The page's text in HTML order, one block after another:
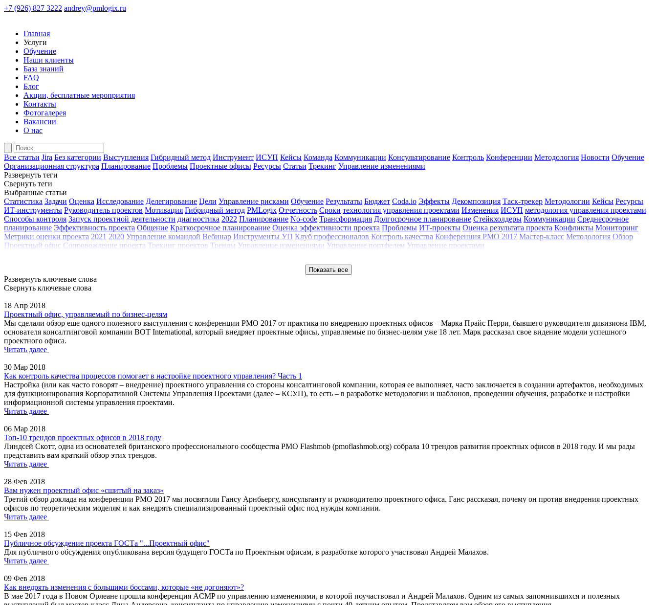
+7 (926) 827 3222 andrey@pmlogix.ru
Главная
Услуги
Обучение
Наши клиенты
База знаний
FAQ
Блог
Акции, бесплатные мероприятия
Контакты
Фотогалерея
Вакансии
О нас
Все статьи Jira Без категории Выступления Гибридный метод Инструмент ИСУП Кейсы Команда Коммуникации Консультирование Контроль Конференции Методология Новости Обучение
Организационная структура Планирование Проблемы Проектные офисы Ресурсы Статьи Трекинг Управление изменениями
Развернуть теги
Свернуть теги
Выбранные статьи
Статистика Задачи Оценка Исследование Делегирование Цели Управление рисками Обучение Результаты Бюджет Coda.io Эффекты Декомпозиция Таск-трекер Методологии Кейсы Ресурсы
ИТ-инструменты Руководитель проектов Мотивация Гибридный метод PMLogix Отчетность Сроки технология управления проектами Изменения ИСУП методология управления проектами
Способы контроля Запуск проектной деятельности диагностика 2022 Планирование No-code Трансформация Долгосрочное планирование Стейкхолдеры Коммуникации Среднесрочное
планирование Эффективность проекта Общение Краткосрочное планирование Оценка эффективности проекта Проблемы ИТ-проекты Оценка результата проекта Конфликты Мониторинг
Метрики оценки проекта 2021 2020 Управление командой Вебинар Инструменты УП Клуб профессионалов Контроль качества Конференция РМО 2017 Мастер-класс Методология Обзор
Проектный офис Сопровождение проекта Трекинг проектов Тренды Управление изменениями Управление портфелем Управление проектами
Показать все
Развернуть ключевые слова
Свернуть ключевые слова
18 Апр 2018
Проектный офис, управляемый по бизнес-целям
Мы сделали обзор еще одного полезного выступления с конференции PMO 2017 от практика по внедрению проектных офисов – Марка Прайс Перри, бывшего руководителя дивизиона IBM,
основателя консалтинговой компании BOT International, который внедряет проектные офисы, управляемые по бизнес-целям уже 18 лет. Марк рассказал свое видение модели успешного
проектного офиса.
Читать далее
30 Мар 2018
Как контроль качества процессов помогает в настройке проектного управления? Часть 1
Настройка (или как часто говорят – внедрение) проектного управления со стороны консалтинговой компании, которая ее выполняет, часто заключается в создании артефактов, необходимых
для функционирования Корпоративной Системы Управления Проектами (далее – КСУП), то есть – в разработке методологии и шаблонов, проведении обучения, разработке и настройки
информационной системы управления проектами.
Читать далее
06 Мар 2018
Топ-10 трендов проектных офисов в 2018 году
Линдсей Скотт, одна из основателей британского профессионального сообщества PMO Flashmob (pmoflashmob.org) собрала 10 трендов развития проектных офисов в 2018 году. И мы рады
представить вам краткий обзор этих трендов.
Читать далее
28 Фев 2018
Вам нужен проектный офис «сшитый на заказ»
Третий обзор доклада на конференции PMO 2017 мы посвятили Гансу Арнбьергу, консультанту и руководителю проектного офиса. Ганс рассказал, почему он против внедрения проектных
офисов по теоретическим моделям и как внедрять специализированный проектный офис под нужды компании.
Читать далее
15 Фев 2018
Публичное обсуждение проекта ГОСТа "...Проектный офис"
Для публичного обсуждения опубликована версия будущего ГОСТа по Проектным офисам, в разработке которого участвовал Андрей Малахов.
Читать далее
09 Фев 2018
Как внедрять изменения с большими боссами, которые «не догоняют»?
В мае 2017 года в Новом Орлеане прошла конференция ACMP по управлению изменениями, в которой поучаствовал и Андрей Малахов. Одним из самых запомнившихся и полезных